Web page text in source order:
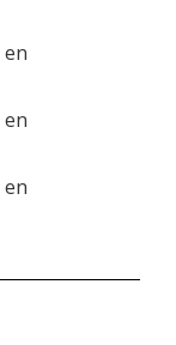
en
en
en